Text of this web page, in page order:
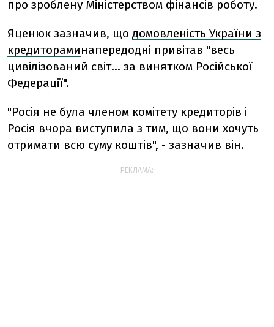
про зроблену Міністерством фінансів роботу.
Яценюк зазначив, що домовленість України з
кредитораминапередодні привітав "весь
цивілізований світ… за винятком Російської
Федерації".
"Росія не була членом комітету кредиторів і
Росія вчора виступила з тим, що вони хочуть
отримати всю суму коштів", - зазначив він.
РЕКЛАМА: